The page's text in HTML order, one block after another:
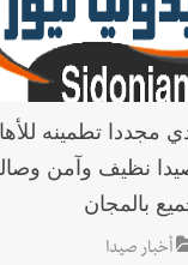
مجددا تطمينه
نظيف وآمن
بالمجان
أخبار صيدا